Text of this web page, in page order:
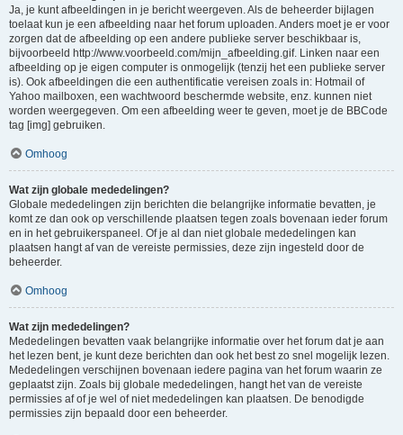
Ja, je kunt afbeeldingen in je bericht weergeven. Als de beheerder bijlagen
toelaat kun je een afbeelding naar het forum uploaden. Anders moet je er voor
zorgen dat de afbeelding op een andere publieke server beschikbaar is,
bijvoorbeeld http://www.voorbeeld.com/mijn_afbeelding.gif. Linken naar een
afbeelding op je eigen computer is onmogelijk (tenzij het een publieke server
is). Ook afbeeldingen die een authentificatie vereisen zoals in: Hotmail of
Yahoo mailboxen, een wachtwoord beschermde website, enz. kunnen niet
worden weergegeven. Om een afbeelding weer te geven, moet je de BBCode
tag [img] gebruiken.
Omhoog
Wat zijn globale mededelingen?
Globale mededelingen zijn berichten die belangrijke informatie bevatten, je
komt ze dan ook op verschillende plaatsen tegen zoals bovenaan ieder forum
en in het gebruikerspaneel. Of je al dan niet globale mededelingen kan
plaatsen hangt af van de vereiste permissies, deze zijn ingesteld door de
beheerder.
Omhoog
Wat zijn mededelingen?
Mededelingen bevatten vaak belangrijke informatie over het forum dat je aan
het lezen bent, je kunt deze berichten dan ook het best zo snel mogelijk lezen.
Mededelingen verschijnen bovenaan iedere pagina van het forum waarin ze
geplaatst zijn. Zoals bij globale mededelingen, hangt het van de vereiste
permissies af of je wel of niet mededelingen kan plaatsen. De benodigde
permissies zijn bepaald door een beheerder.